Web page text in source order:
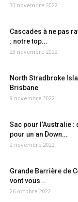
30 novembre 2022
Cascades à ne pas
: notre top...
23 novembre 2022
North Stradbroke
Brisbane
9 novembre 2022
Sac pour l’Australie
pour un an Down...
2 novembre 2022
Grande Barrière de
vont vous...
26 octobre 2022